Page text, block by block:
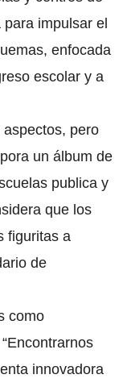
impulsar el
enfocada
escolar y a
pero
un álbum de
publica y
que los
figuritas a
de
como
innovadora